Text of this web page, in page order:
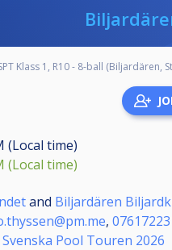
Klass 1, R10 - 8-ball (Biljardären,
(Local time)
(Local time)
and Biljardären
,
Svenska Pool Touren 2026